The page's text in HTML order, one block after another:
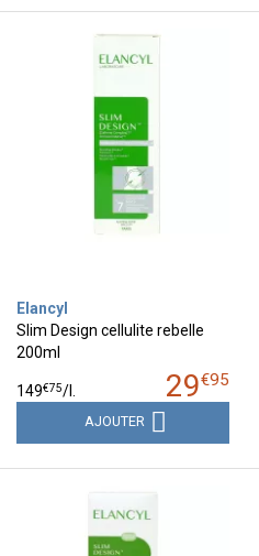
Elancyl
Slim Design cellulite rebelle
200ml
29€95
149€75/l.
AJOUTER